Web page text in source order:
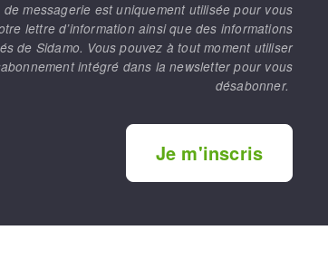
de messagerie est uniquement utilisée pour vous
lettre d’information ainsi que des informations
de Sidamo. Vous pouvez à tout moment utiliser
intégré dans la newsletter pour vous
désabonner.
Je m'inscris